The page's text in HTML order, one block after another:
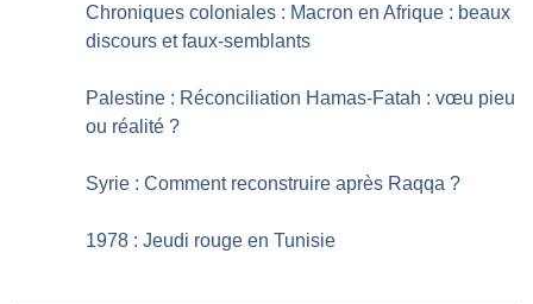
Chroniques coloniales : Macron en Afrique : beaux
discours et faux-semblants
Palestine : Réconciliation Hamas-Fatah : vœu pieu
ou réalité ?
Syrie : Comment reconstruire après Raqqa ?
1978 : Jeudi rouge en Tunisie